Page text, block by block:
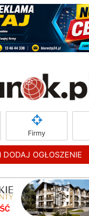
Firmy
DODAJ OGŁOSZENIE